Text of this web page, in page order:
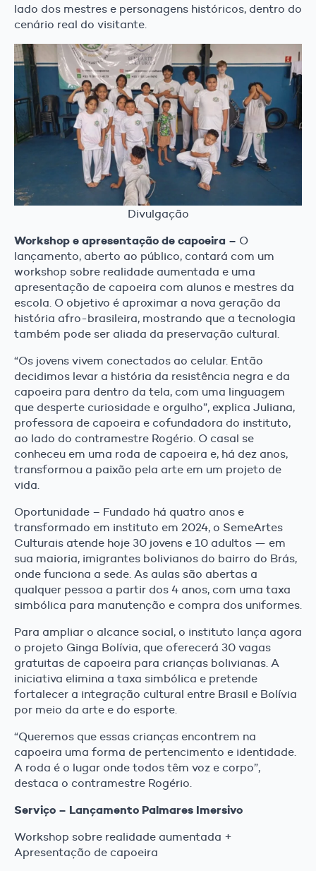
lado dos mestres e personagens históricos, dentro do
cenário real do visitante.
Divulgação
Workshop e apresentação de capoeira – O
lançamento, aberto ao público, contará com um
workshop sobre realidade aumentada e uma
apresentação de capoeira com alunos e mestres da
escola. O objetivo é aproximar a nova geração da
história afro-brasileira, mostrando que a tecnologia
também pode ser aliada da preservação cultural.
“Os jovens vivem conectados ao celular. Então
decidimos levar a história da resistência negra e da
capoeira para dentro da tela, com uma linguagem
que desperte curiosidade e orgulho”, explica Juliana,
professora de capoeira e cofundadora do instituto,
ao lado do contramestre Rogério. O casal se
conheceu em uma roda de capoeira e, há dez anos,
transformou a paixão pela arte em um projeto de
vida.
Oportunidade – Fundado há quatro anos e
transformado em instituto em 2024, o SemeArtes
Culturais atende hoje 30 jovens e 10 adultos — em
sua maioria, imigrantes bolivianos do bairro do Brás,
onde funciona a sede. As aulas são abertas a
qualquer pessoa a partir dos 4 anos, com uma taxa
simbólica para manutenção e compra dos uniformes.
Para ampliar o alcance social, o instituto lança agora
o projeto Ginga Bolívia, que oferecerá 30 vagas
gratuitas de capoeira para crianças bolivianas. A
iniciativa elimina a taxa simbólica e pretende
fortalecer a integração cultural entre Brasil e Bolívia
por meio da arte e do esporte.
“Queremos que essas crianças encontrem na
capoeira uma forma de pertencimento e identidade.
A roda é o lugar onde todos têm voz e corpo”,
destaca o contramestre Rogério.
Serviço – Lançamento Palmares Imersivo
Workshop sobre realidade aumentada +
Apresentação de capoeira